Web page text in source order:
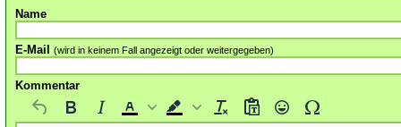
Name
E-Mail (wird in keinem Fall angezeigt oder weitergegeben)
Kommentar